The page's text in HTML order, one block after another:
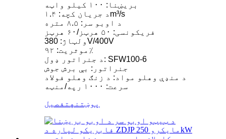
بریښنا: ۱۰۰ کیلو واټه
د جریان کچه: ۱.۴m³/s
د اوبو سر: ۸.۵ متره
فریکونسی: ۵۰ هرټز/۶۰ هرټز
ولټاژ: 380V/400V
موثریت: ۹۲٪
د جنراتور ډول: SFW100-6
جنراتور: بې برش جوش
د منډې وهلو مواد: د زنګ وهلو فولاد
سرعت: ۱۰۰۰ رپه/منټه
پوښتنه تفصیل